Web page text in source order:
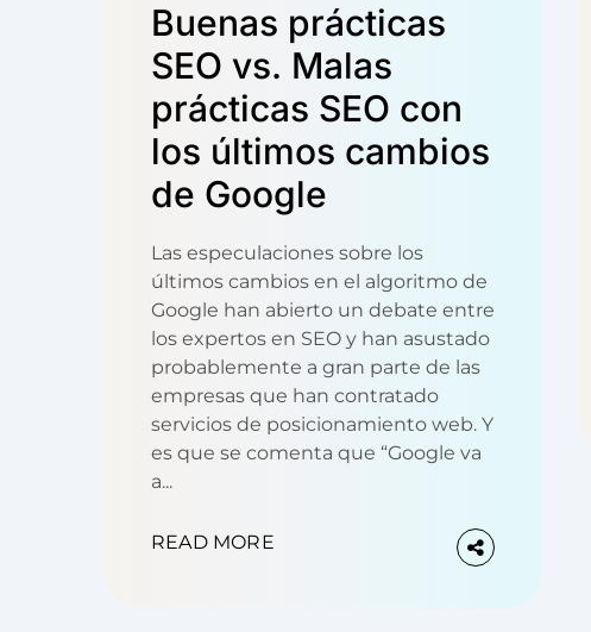
Buenas prácticas
SEO vs. Malas
prácticas SEO con
los últimos cambios
de Google
Las especulaciones sobre los
últimos cambios en el algoritmo de
Google han abierto un debate entre
los expertos en SEO y han asustado
probablemente a gran parte de las
empresas que han contratado
servicios de posicionamiento web. Y
es que se comenta que “Google va
a...
READ MORE